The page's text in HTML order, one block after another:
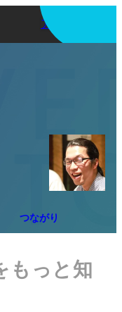
アプリを使う
つながり
もっと知